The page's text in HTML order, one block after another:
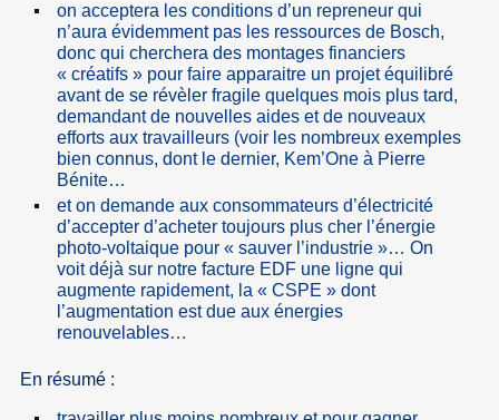
on acceptera les conditions d’un repreneur qui
n’aura évidemment pas les ressources de Bosch,
donc qui cherchera des montages financiers
« créatifs » pour faire apparaitre un projet équilibré
avant de se révèler fragile quelques mois plus tard,
demandant de nouvelles aides et de nouveaux
efforts aux travailleurs (voir les nombreux exemples
bien connus, dont le dernier, Kem’One à Pierre
Bénite…
et on demande aux consommateurs d’électricité
d’accepter d’acheter toujours plus cher l’énergie
photo-voltaique pour « sauver l’industrie »… On
voit déjà sur notre facture EDF une ligne qui
augmente rapidement, la « CSPE » dont
l’augmentation est due aux énergies
renouvelables…
En résumé :